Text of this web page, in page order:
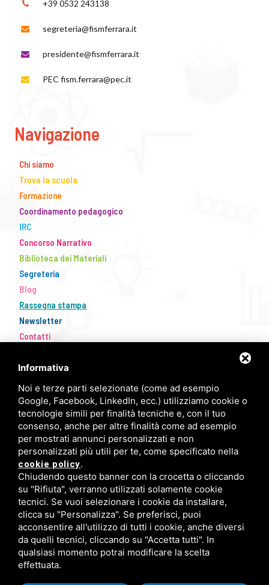
+39 0532 243138
segreteria@fismferrara.it
presidente@fismferrara.it
PEC fism.ferrara@pec.it
Navigazione
Chi siamo
Trova la scuola
Formazione
Coordinamento pedagogico
IRC
Concorso Narrativo
Biblioteca dei Materiali
Segreteria
Blog
Rassegna stampa
Newsletter
Contatti
FISM Newsletter
Compila il modulo e resta aggiornato!
Iscriviti ora
Informativa
Noi e terze parti selezionate (come ad esempio
Google, Facebook, LinkedIn, ecc.) utilizziamo cookie o
tecnologie simili per finalità tecniche e, con il tuo
consenso, anche per altre finalità come ad esempio
per mostrati annunci personalizzati e non
personalizzati più utili per te, come specificato nella
cookie policy.
Chiudendo questo banner con la crocetta o cliccando
su "Rifiuta", verranno utilizzati solamente cookie
tecnici. Se vuoi selezionare i cookie da installare,
clicca su "Personalizza". Se preferisci, puoi
acconsentire all'utilizzo di tutti i cookie, anche diversi
da quelli tecnici, cliccando su "Accetta tutti". In
qualsiasi momento potrai modificare la scelta
effettuata.